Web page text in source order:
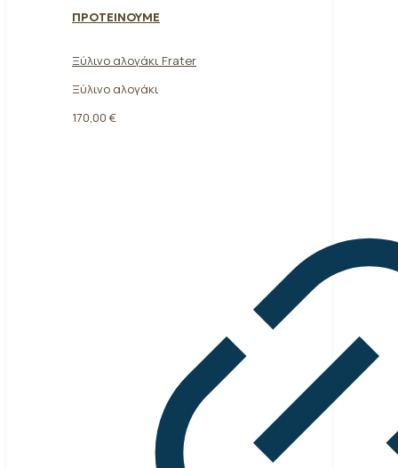
ΠΡΟΤΕΙΝΟΥΜΕ
Ξύλινο αλογάκι Frater
Ξύλινο αλογάκι
170,00 €